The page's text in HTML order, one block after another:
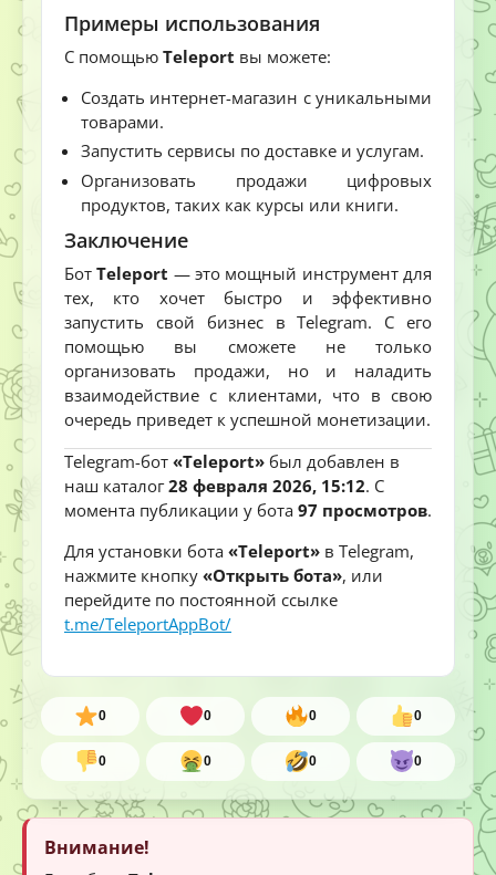
Примеры использования
С помощью Teleport вы можете:
Создать интернет-магазин с уникальными
товарами.
Запустить сервисы по доставке и услугам.
Организовать продажи цифровых
продуктов, таких как курсы или книги.
Заключение
БотTeleport — это мощный инструмент для
тех, кто хочет быстро и эффективно
запустить свой бизнес в Telegram. С его
помощью вы сможете не только
организовать продажи, но и наладить
взаимодействие с клиентами, что в свою
очередь приведет к успешной монетизации.
Telegram-бот «Teleport» был добавлен в
наш каталог28 февраля 2026, 15:12. С
момента публикации у бота 97 просмотров.
Для установки бота «Teleport» в Telegram,
нажмите кнопку «Открыть бота», или
перейдите по постоянной ссылке
t.me/TeleportAppBot/
0 0 0 0
0 0 0 0
Внимание!